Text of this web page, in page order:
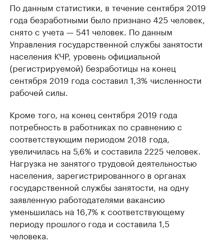
По данным статистики, в течение сентября 2019
года безработными было признано 425 человек,
снято с учета — 541 человек. По данным
Управления государственной службы занятости
населения КЧР, уровень официальной
(регистрируемой) безработицы на конец
сентября 2019 года составил 1,3% численности
рабочей силы.
Кроме того, на конец сентября 2019 года
потребность в работниках по сравнению с
соответствующим периодом 2018 года,
увеличилась на 5,6% и составила 2225 человек.
Нагрузка не занятого трудовой деятельностью
населения, зарегистрированного в органах
государственной службы занятости, на одну
заявленную работодателями вакансию
уменьшилась на 16,7% к соответствующему
периоду прошлого года и составила 1,5
человека.